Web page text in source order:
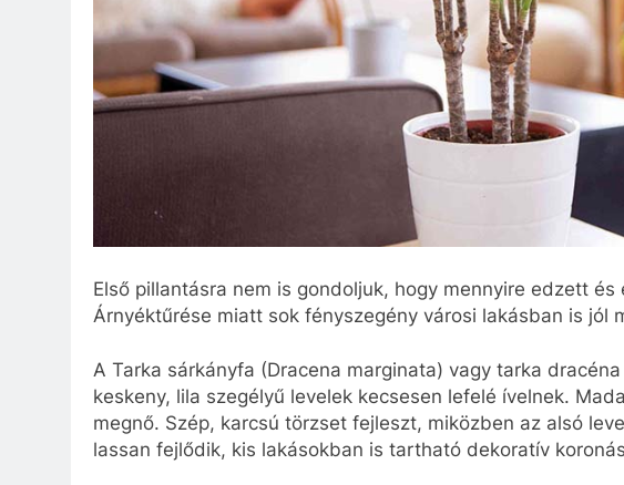
Első pillantásra nem is gondoljuk, hogy mennyire edzett
Árnyéktűrése miatt sok fényszegény városi lakásban is jól
A Tarka sárkányfa (Dracena marginata) vagy tarka
keskeny, lila szegélyű levelek kecsesen lefelé ívelnek.
megnő. Szép, karcsú törzset fejleszt, miközben az alsó
lassan fejlődik, kis lakásokban is tartható dekoratív